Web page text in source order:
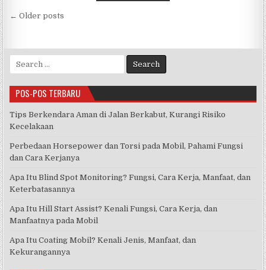
o
o
k
p
p
Navigasi
← Older posts
Search
for:
POS-POS TERBARU
Tips Berkendara Aman di Jalan Berkabut, Kurangi Risiko
Kecelakaan
Perbedaan Horsepower dan Torsi pada Mobil, Pahami Fungsi
dan Cara Kerjanya
Apa Itu Blind Spot Monitoring? Fungsi, Cara Kerja, Manfaat, dan
Keterbatasannya
Apa Itu Hill Start Assist? Kenali Fungsi, Cara Kerja, dan
Manfaatnya pada Mobil
Apa Itu Coating Mobil? Kenali Jenis, Manfaat, dan
Kekurangannya